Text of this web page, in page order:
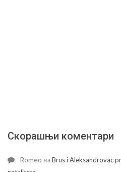
Скорашњи коментари
Romeo наBrus i Aleksandrovac